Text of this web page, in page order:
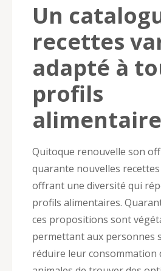
Un
recettes
adapté à
profils
Quitoque renouvelle son
quarante nouvelles
offrant une diversité qui
profils alimentaires.
ces propositions sont
permettant aux personnes
réduire leur consommation